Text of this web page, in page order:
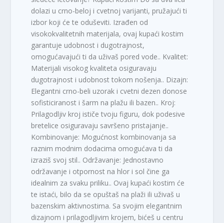
dolazi u crno-beloj i cvetnoj varijanti, pružajući ti
izbor koji će te oduševiti. Izrađen od
visokokvalitetnih materijala, ovaj kupaći kostim
garantuje udobnost i dugotrajnost,
omogućavajući ti da uživaš pored vode.. Kvalitet:
Materijali visokog kvaliteta osiguravaju
dugotrajnost i udobnost tokom nošenja.. Dizajn:
Elegantni crno-beli uzorak i cvetni dezen donose
sofisticiranost i šarm na plažu ili bazen.. Kroj:
Prilagodljiv kroj ističe tvoju figuru, dok podesive
bretelice osiguravaju savršeno pristajanje..
Kombinovanje: Mogućnost kombinovanja sa
raznim modnim dodacima omogućava ti da
izraziš svoj stil.. Održavanje: Jednostavno
održavanje i otpornost na hlor i sol čine ga
idealnim za svaku priliku.. Ovaj kupaći kostim će
te istaći, bilo da se opuštaš na plaži ili uživaš u
bazenskim aktivnostima. Sa svojim elegantnim
dizajnom i prilagodljivim krojem, bićeš u centru